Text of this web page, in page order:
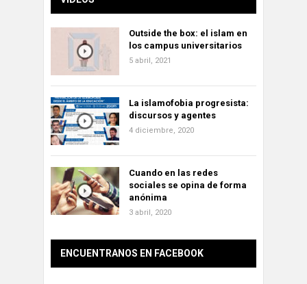
Outside the box: el islam en
los campus universitarios
5 abril, 2021
La islamofobia progresista:
discursos y agentes
4 diciembre, 2020
Cuando en las redes
sociales se opina de forma
anónima
3 abril, 2020
ENCUENTRANOS EN FACEBOOK